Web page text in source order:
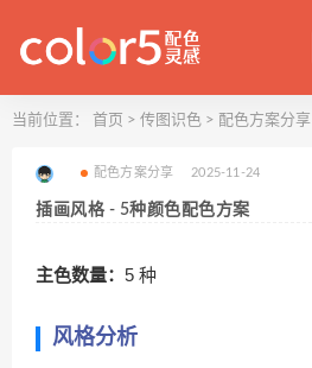
当前位置： 首页 > 传图识色 > 配色方案分享
配色方案分享 2025-11-24
插画风格 - 5种颜色配色方案
主色数量： 5 种
风格分析